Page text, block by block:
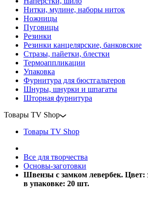
Нитки, мулине, наборы ниток
Ножницы
Пуговицы
Резинки
Резинки канцелярские, банковские
Стразы, пайетки, блестки
Термоаппликации
Упаковка
Фурнитура для бюстгальтеров
Шнуры, шнурки и шпагаты
Шторная фурнитура
Товары TV Shop
Товары TV Shop
Все для творчества
Основы-заготовки
Швензы с замком левербек. Цвет:
в упаковке: 20 шт.